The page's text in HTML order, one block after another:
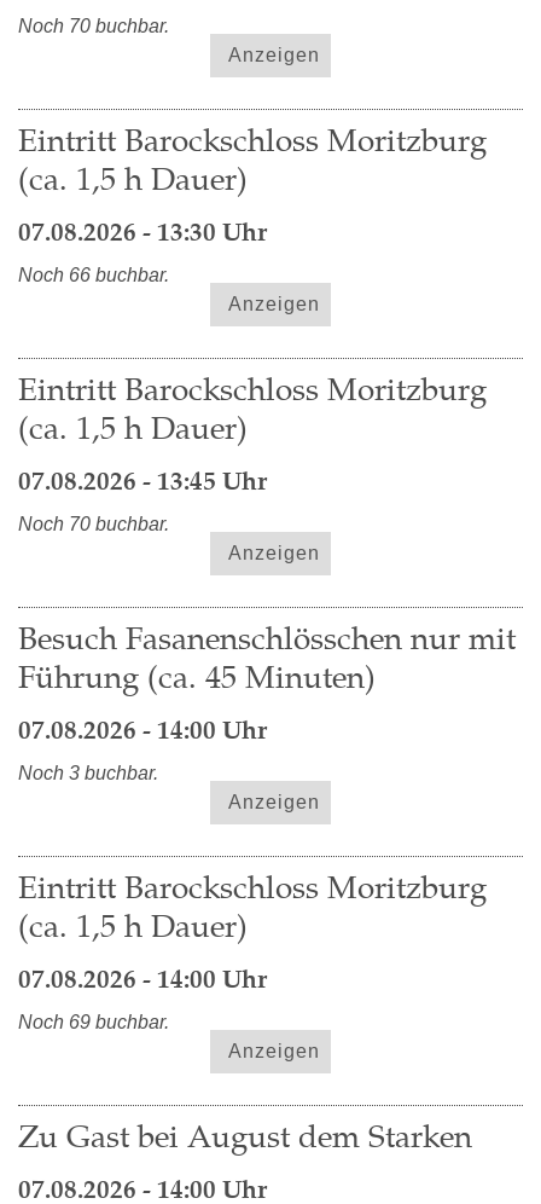
Noch 70 buchbar.
Anzeigen
Eintritt Barockschloss Moritzburg
(ca. 1,5 h Dauer)
07.08.2026 - 13:30 Uhr
Noch 66 buchbar.
Anzeigen
Eintritt Barockschloss Moritzburg
(ca. 1,5 h Dauer)
07.08.2026 - 13:45 Uhr
Noch 70 buchbar.
Anzeigen
Besuch Fasanenschlösschen nur mit
Führung (ca. 45 Minuten)
07.08.2026 - 14:00 Uhr
Noch 3 buchbar.
Anzeigen
Eintritt Barockschloss Moritzburg
(ca. 1,5 h Dauer)
07.08.2026 - 14:00 Uhr
Noch 69 buchbar.
Anzeigen
Zu Gast bei August dem Starken
07.08.2026 - 14:00 Uhr